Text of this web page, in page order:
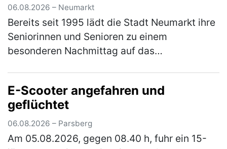
06.08.2026 – Neumarkt
Bereits seit 1995 lädt die Stadt Neumarkt ihre
Seniorinnen und Senioren zu einem
besonderen Nachmittag auf das
Er…(mehr)
E-Scooter angefahren und
geflüchtet
06.08.2026 – Parsberg
Am 05.08.2026, gegen 08.40 h, fuhr ein 15-